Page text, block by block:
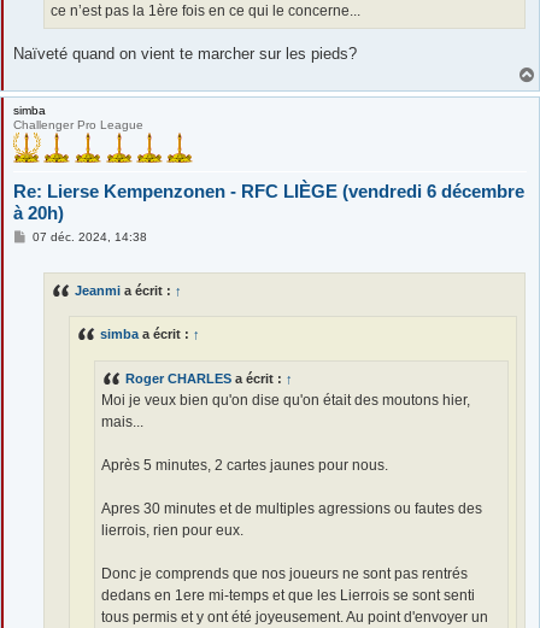
ce n’est pas la 1ère fois en ce qui le concerne...
Naïveté quand on vient te marcher sur les pieds?
simba
Challenger Pro League
Re: Lierse Kempenzonen - RFC LIÈGE (vendredi 6 décembre
à 20h)
M07 déc. 2024, 14:38
Jeanmi a écrit : ↑
simba a écrit : ↑
Roger CHARLES a écrit : ↑
Moi je veux bien qu'on dise qu'on était des moutons hier,
mais...
Après 5 minutes, 2 cartes jaunes pour nous.
Apres 30 minutes et de multiples agressions ou fautes des
lierrois, rien pour eux.
Donc je comprends que nos joueurs ne sont pas rentrés
dedans en 1ere mi-temps et que les Lierrois se sont senti
tous permis et y ont été joyeusement. Au point d'envoyer un